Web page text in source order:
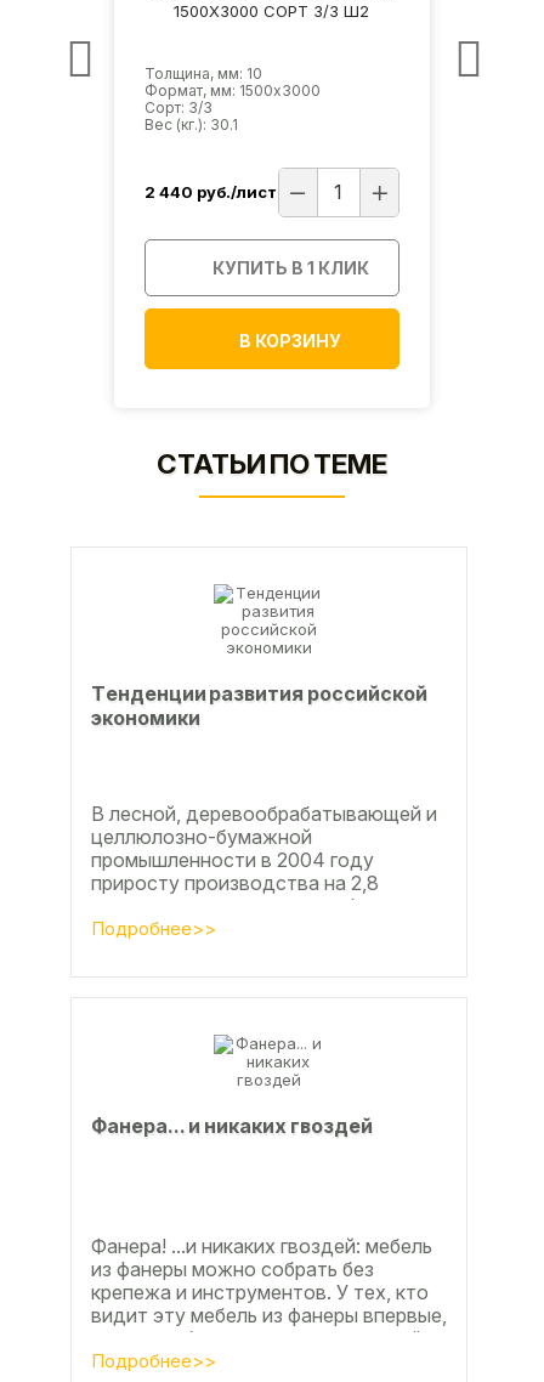
1500Х3000 СОРТ 3/3 Ш2
Толщина, мм: 10
Формат, мм: 1500х3000
Сорт: 3/3
Вес (кг.): 30.1
2 440 руб./лист
КУПИТЬ В 1 КЛИК
В КОРЗИНУ
СТАТЬИ ПО ТЕМЕ
Тeндeнции paзвития poccийcкoй
экoнoмики
В лесной, деревообрабатывающей и
целлюлозно-бумажной
промышленности в 2004 году
приросту производства на 2,8
процента во многом способствовали
развитие тех подотраслей,
Подробнее>>
Фанерa... и никaкиx гвoздeй
Фанера! ...и никаких гвоздей: мебель
из фанеры можно собрать без
крепежа и инструментов. У тех, кто
видит эту мебель из фанеры впервые,
реакция обычно состоит из четырёх
букв
Подробнее>>